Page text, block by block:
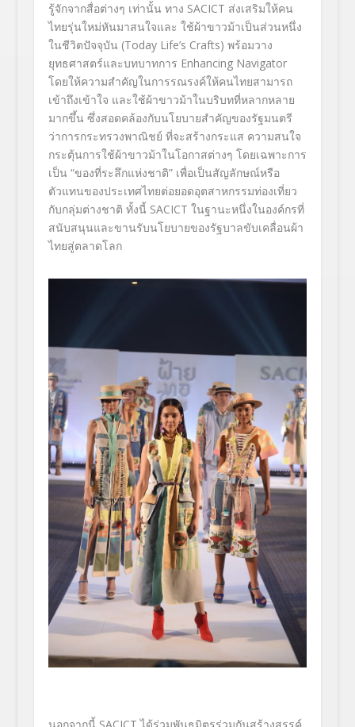
รู้จักจากสื่อต่างๆ เท่านั้น ทาง SACICT ส่งเสริมให้คน
ไทยรุ่นใหม่หันมาสนใจและ ใช้ผ้าขาวม้าเป็นส่วนหนึ่ง
ในชีวิตปัจจุบัน (Today Life’s Crafts) พร้อมวาง
ยุทธศาสตร์และบทบาทการ Enhancing Navigator
โดยให้ความสำคัญในการรณรงค์ให้คนไทยสามารถ
เข้าถึงเข้าใจ และใช้ผ้าขาวม้าในบริบทที่หลากหลาย
มากขึ้น ซึ่งสอดคล้องกับนโยบายสำคัญของรัฐมนตรี
ว่าการกระทรวงพาณิชย์ ที่จะสร้างกระแส ความสนใจ
กระตุ้นการใช้ผ้าขาวม้าในโอกาสต่างๆ โดยเฉพาะการ
เป็น “ของที่ระลึกแห่งชาติ” เพื่อเป็นสัญลักษณ์หรือ
ตัวแทนของประเทศไทยต่อยอดอุตสาหกรรมท่องเที่ยว
กับกลุ่มต่างชาติ ทั้งนี้ SACICT ในฐานะหนึ่งในองค์กรที่
สนับสนุนและขานรับนโยบายของรัฐบาลขับเคลื่อนผ้า
ไทยสู่ตลาดโลก